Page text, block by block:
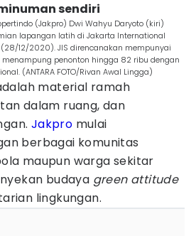
sendiri
(Jakpro) Dwi Wahyu Daryoto (kiri)
lapangan latih di Jakarta International
12/2020). JIS direncanakan mempunyai
penonton hingga 82 ribu dengan
(ANTARA FOTO/Rivan Awal Lingga)
material ramah
dalam ruang, dan
Jakpro mulai
berbagai komunitas
maupun warga sekitar
budaya green attitude
lingkungan.